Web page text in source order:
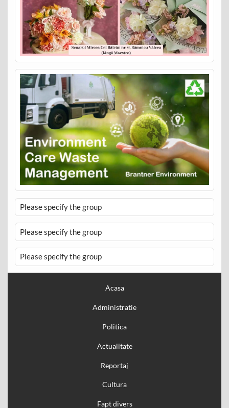
Please specify the group
Please specify the group
Please specify the group
Acasa
Administratie
Politica
Actualitate
Reportaj
Cultura
Fapt divers